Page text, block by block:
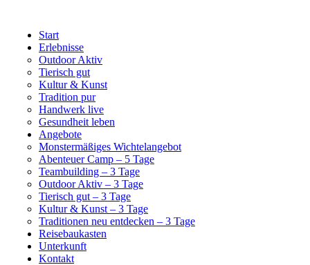
Start
Erlebnisse
Outdoor Aktiv
Tierisch gut
Kultur & Kunst
Tradition pur
Handwerk live
Gesundheit leben
Angebote
Monstermäßiges Wichtelangebot
Abenteuer Camp – 5 Tage
Teambuilding – 3 Tage
Outdoor Aktiv – 3 Tage
Tierisch gut – 3 Tage
Kultur & Kunst – 3 Tage
Traditionen neu entdecken – 3 Tage
Reisebaukasten
Unterkunft
Kontakt